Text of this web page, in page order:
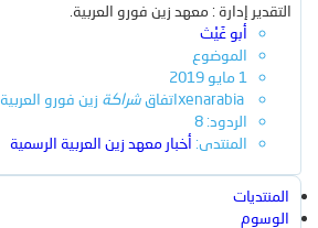
التقدير إدارة : معهد زين فورو العربية.
أبو غَيْث
الموضوع
1 مايو 2019
xenarabiaاتفاقشراكة زين فورو العربية
الردود: 8
المنتدى: أخبار معهد زين العربية الرسمية
المنتديات
الوسوم